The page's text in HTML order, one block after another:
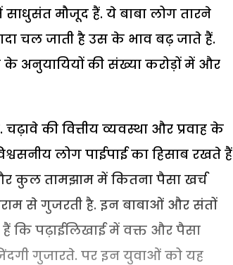
साधुसंत मौजूद हैं. ये बाबा लोग तारने
चल जाती है उस के भाव बढ़ जाते हैं.
के अनुयायियों की संख्या करोड़ों में और
की वित्तीय व्यवस्था और प्रवाह के
लोग पाईपाई का हिसाब रखते हैं
कुल तामझाम में कितना पैसा खर्च
से गुजरती है. इन बाबाओं और संतों
कि पढ़ाईलिखाई में वक्त और पैसा
गुजारते. पर इन युवाओं को यह